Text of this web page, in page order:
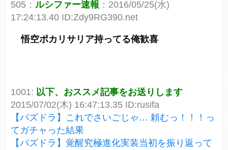
505： ルシファー速報 ：2016/05/25(水)
17:24:13.40 ID:Zdy9RG390.net
悟空ポカリサリア持ってる俺歓喜
1001: 以下、おススメ記事をお送りします
2015/07/02(木) 16:47:13.35 ID:rusifa
【パズドラ】これでさいごじゃ… 頼むっ！！！っ
てガチャった結果
【パズドラ】覚醒究極進化実装当初を振り返って